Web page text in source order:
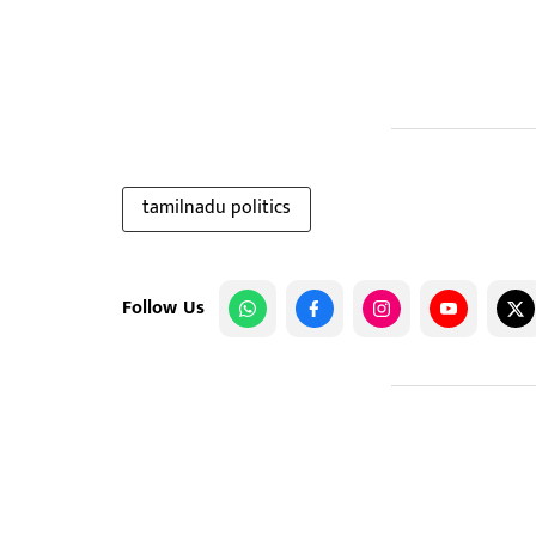
tamilnadu politics
Follow Us